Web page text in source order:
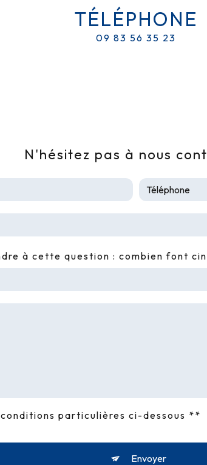
TÉLÉPHONE
09 83 56 35 23
N'hésitez pas à nous
à cette question : combien font
particulières ci-dessous **
Envoyer